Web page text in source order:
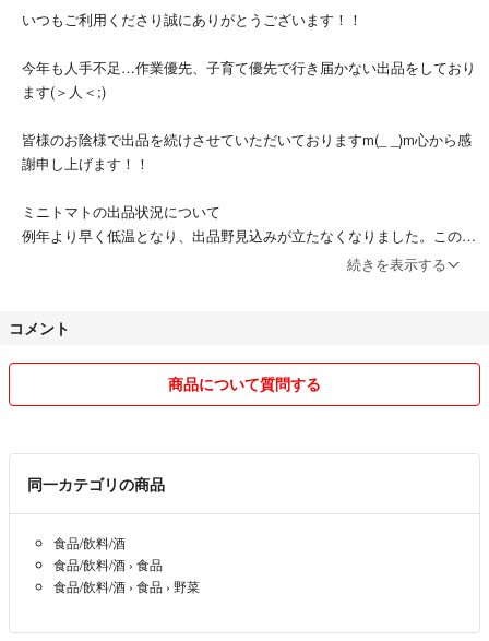
・16時→18時
・19時→21時
ご指定のない場合は最短着指定にて発送させていただきます。
予めご了承ください。
いつもご利用くださり誠にありがとうございます！！
今年も人手不足…作業優先、子育て優先で行き届かない出品をしており
ます(＞人＜;)
皆様のお陰様で出品を続けさせていただいておりますm(_ _)m心から感
謝申し上げます！！
ミニトマトの出品状況について
例年より早く低温となり、出品野見込みが立たなくなりました。このま
常温、クール、量の違い
訳ありの軽度、有無の割合、出品量によって変えております。
これに懲りずまたご利用いただければ幸いですm(_ _)m
今年はミニトマト小粒、訳ありミニトマトをメインに出品させていただ
きますm(_ _)m
(トマトベリー、麗月の出品はございません)
例年以上に人手不足となってまして、コメント欄へご希望いただきまし
ても全てを把握出来ません。専用ページの受付はしておりません(＞人
＜;)よろしくお願いします。
続きを表示する
コメント
商品について質問する
同一カテゴリの商品
食品/飲料/酒
食品/飲料/酒 › 食品
食品/飲料/酒 › 食品 › 野菜